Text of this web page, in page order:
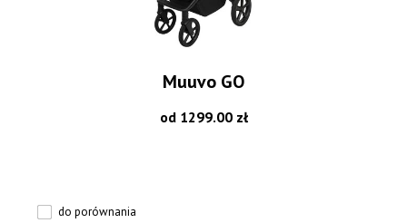
Muuvo GO
od 1299.00 zł
do porównania